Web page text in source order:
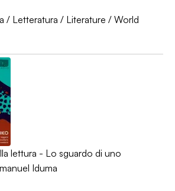
/ Letteratura / Literature / World
lettura - Lo sguardo di uno
Iduma